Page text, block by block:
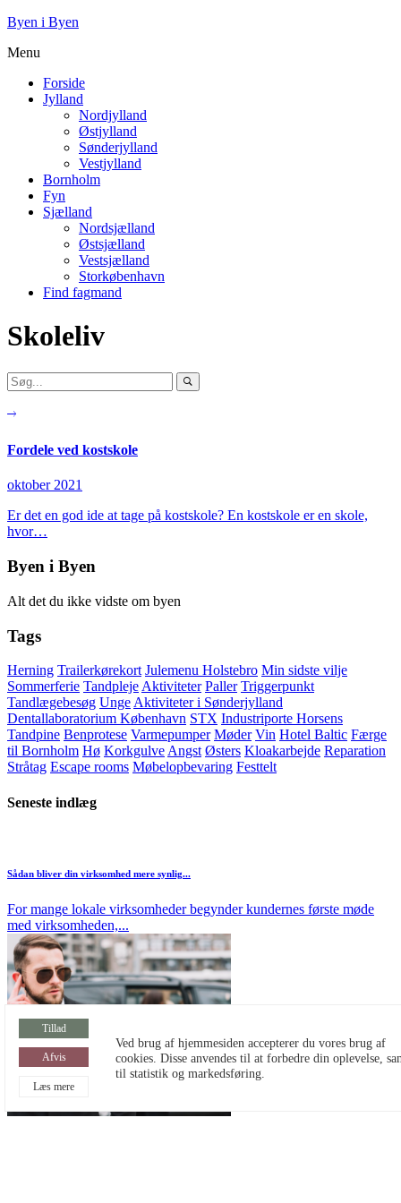
Byen i Byen
Menu
Forside
Jylland
Nordjylland
Østjylland
Sønderjylland
Vestjylland
Bornholm
Fyn
Sjælland
Nordsjælland
Østsjælland
Vestsjælland
Storkøbenhavn
Find fagmand
Skoleliv
Fordele ved kostskole
oktober 2021
Er det en god ide at tage på kostskole? En kostskole er en skole,
hvor…
Byen i Byen
Alt det du ikke vidste om byen
Tags
Herning Trailerkørekort Julemenu Holstebro Min sidste vilje
Sommerferie Tandpleje Aktiviteter Paller Triggerpunkt
Tandlægebesøg Unge Aktiviteter i Sønderjylland
Dentallaboratorium København STX Industriporte Horsens
Tandpine Benprotese Varmepumper Møder Vin Hotel Baltic Færge
til Bornholm Hø Korkgulve Angst Østers Kloakarbejde Reparation
Stråtag Escape rooms Møbelopbevaring Festtelt
Seneste indlæg
Sådan bliver din virksomhed mere synlig...
For mange lokale virksomheder begynder kundernes første møde
med virksomheden,...
Tillad
Afvis
Læs mere
Ved brug af hjemmesiden accepterer du vores brug af
cookies. Disse anvendes til at forbedre din oplevelse,
til statistik og markedsføring.